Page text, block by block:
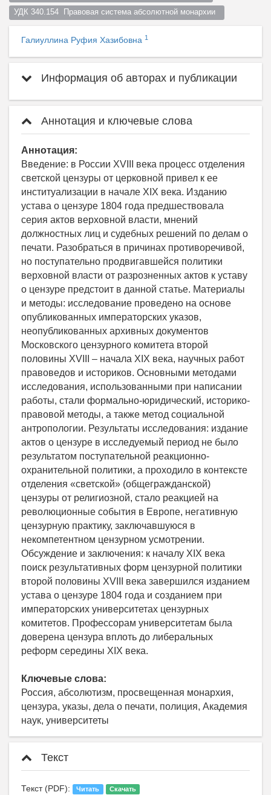
УДК 340.154  Правовая система абсолютной монархии
Галиуллина Руфия Хазибовна 1
Информация об авторах и публикации
Аннотация и ключевые слова
Аннотация:
Введение: в России XVIII века процесс отделения
светской цензуры от церковной привел к ее
институализации в начале XIX века. Изданию
устава о цензуре 1804 года предшествовала
серия актов верховной власти, мнений
должностных лиц и судебных решений по делам о
печати. Разобраться в причинах противоречивой,
но поступательно продвигавшейся политики
верховной власти от разрозненных актов к уставу
о цензуре предстоит в данной статье. Материалы
и методы: исследование проведено на основе
опубликованных императорских указов,
неопубликованных архивных документов
Московского цензурного комитета второй
половины XVIII – начала XIX века, научных работ
правоведов и историков. Основными методами
исследования, использованными при написании
работы, стали формально-юридический, историко-
правовой методы, а также метод социальной
антропологии. Результаты исследования: издание
актов о цензуре в исследуемый период не было
результатом поступательной реакционно-
охранительной политики, а проходило в контексте
отделения «светской» (общегражданской)
цензуры от религиозной, стало реакцией на
революционные события в Европе, негативную
цензурную практику, заключавшуюся в
некомпетентном цензурном усмотрении.
Обсуждение и заключения: к началу XIX века
поиск результативных форм цензурной политики
второй половины XVIII века завершился изданием
устава о цензуре 1804 года и созданием при
императорских университетах цензурных
комитетов. Профессорам университетам была
доверена цензура вплоть до либеральных
реформ середины XIX века.
Ключевые слова:
Россия, абсолютизм, просвещенная монархия,
цензура, указы, дела о печати, полиция, Академия
наук, университеты
Текст
Текст (PDF): Читать Скачать